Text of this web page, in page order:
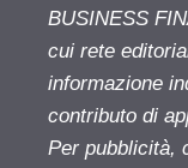
BUSINESS
cui rete
informazione
contributo di
Per pubblicità,